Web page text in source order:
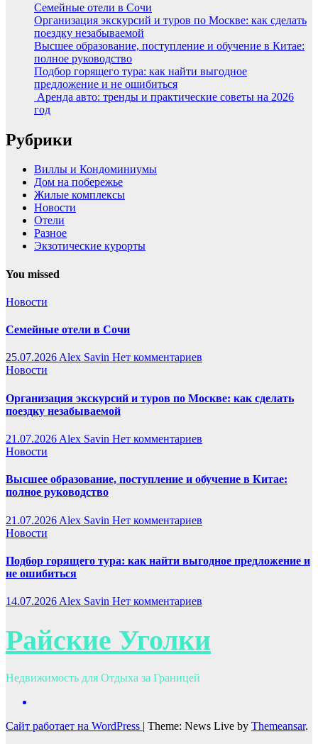
Семейные отели в Сочи
Организация экскурсий и туров по Москве: как сделать
поездку незабываемой
Высшее образование, поступление и обучение в Китае:
полное руководство
Подбор горящего тура: как найти выгодное
предложение и не ошибиться
Аренда авто: тренды и практические советы на 2026
год
Рубрики
Виллы и Кондоминиумы
Дом на побережье
Жилые комплексы
Новости
Отели
Разное
Экзотические курорты
You missed
Новости
Семейные отели в Сочи
25.07.2026Alex Savin Нет комментариев
Новости
Организация экскурсий и туров по Москве: как сделать
поездку незабываемой
21.07.2026 Alex Savin Нет комментариев
Новости
Высшее образование, поступление и обучение в Китае:
полное руководство
21.07.2026 Alex Savin Нет комментариев
Новости
Подбор горящего тура: как найти выгодное предложение и
не ошибиться
14.07.2026 Alex Savin Нет комментариев
Райские Уголки
Недвижимость для Отдыха за Границей
Сайт работает на WordPress | Theme: News Live by Themeansar.